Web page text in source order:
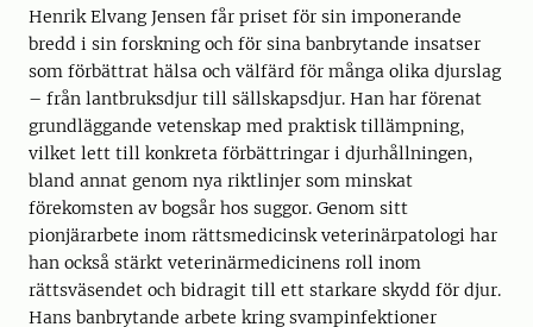
Henrik Elvang Jensen får priset för sin imponerande
bredd i sin forskning och för sina banbrytande insatser
som förbättrat hälsa och välfärd för många olika djurslag
– från lantbruksdjur till sällskapsdjur. Han har förenat
grundläggande vetenskap med praktisk tillämpning,
vilket lett till konkreta förbättringar i djurhållningen,
bland annat genom nya riktlinjer som minskat
förekomsten av bogsår hos suggor. Genom sitt
pionjärarbete inom rättsmedicinsk veterinärpatologi har
han också stärkt veterinärmedicinens roll inom
rättsväsendet och bidragit till ett starkare skydd för djur.
Hans banbrytande arbete kring svampinfektioner